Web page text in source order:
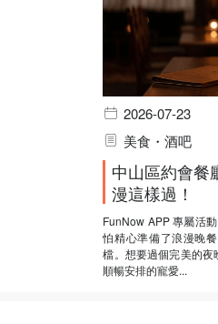
2026-07-23
美食・酒吧
中山區約會餐
漫這樣過！
FunNow APP 專屬活
怕精心準備了浪漫晚
檔。想要過個完美的
順暢安排的寵愛...